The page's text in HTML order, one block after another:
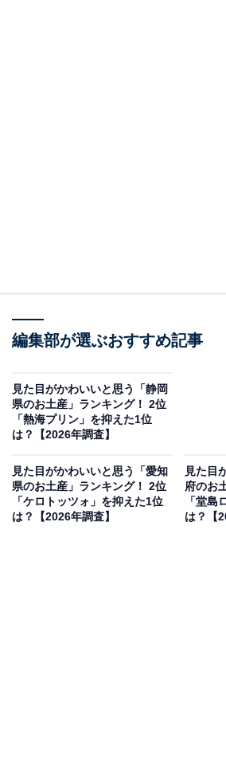
編集部が選ぶおすすめ記事
見た目がかわいいと思う「静岡
県のお土産」ランキング！ 2位
「熱海プリン」を抑えた1位
は？【2026年調査】
見た目がかわいいと思う「愛知
県のお土産」ランキング！ 2位
「ケロトッツォ」を抑えた1位
は？【2026年調査】
見た目
府のお
「堂島
は？【